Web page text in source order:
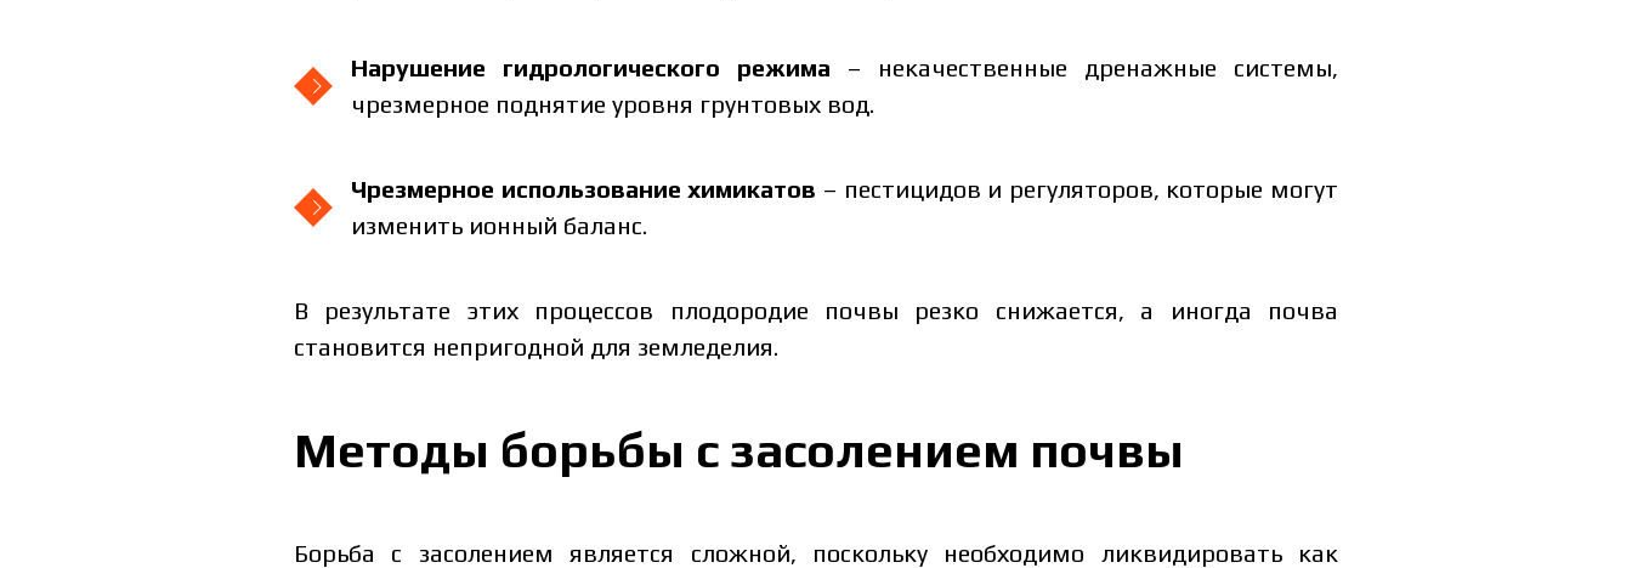
Нарушение гидрологического режима – некачественные дренажные системы,
чрезмерное поднятие уровня грунтовых вод.
Чрезмерное использование химикатов – пестицидов и регуляторов, которые могут
изменить ионный баланс.
В результате этих процессов плодородие почвы резко снижается, а иногда почва
становится непригодной для земледелия.
Методы борьбы с засолением почвы
Борьба с засолением является сложной, поскольку необходимо ликвидировать как
Заказать
Связаться с менеджером Makosh
Скачать каталог
Скачать каталог